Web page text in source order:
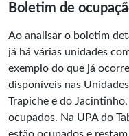
Boletim de
Ao analisar o boletim
já há várias unidades
exemplo do que já
disponíveis nas
Trapiche e do
ocupados. Na UPA do